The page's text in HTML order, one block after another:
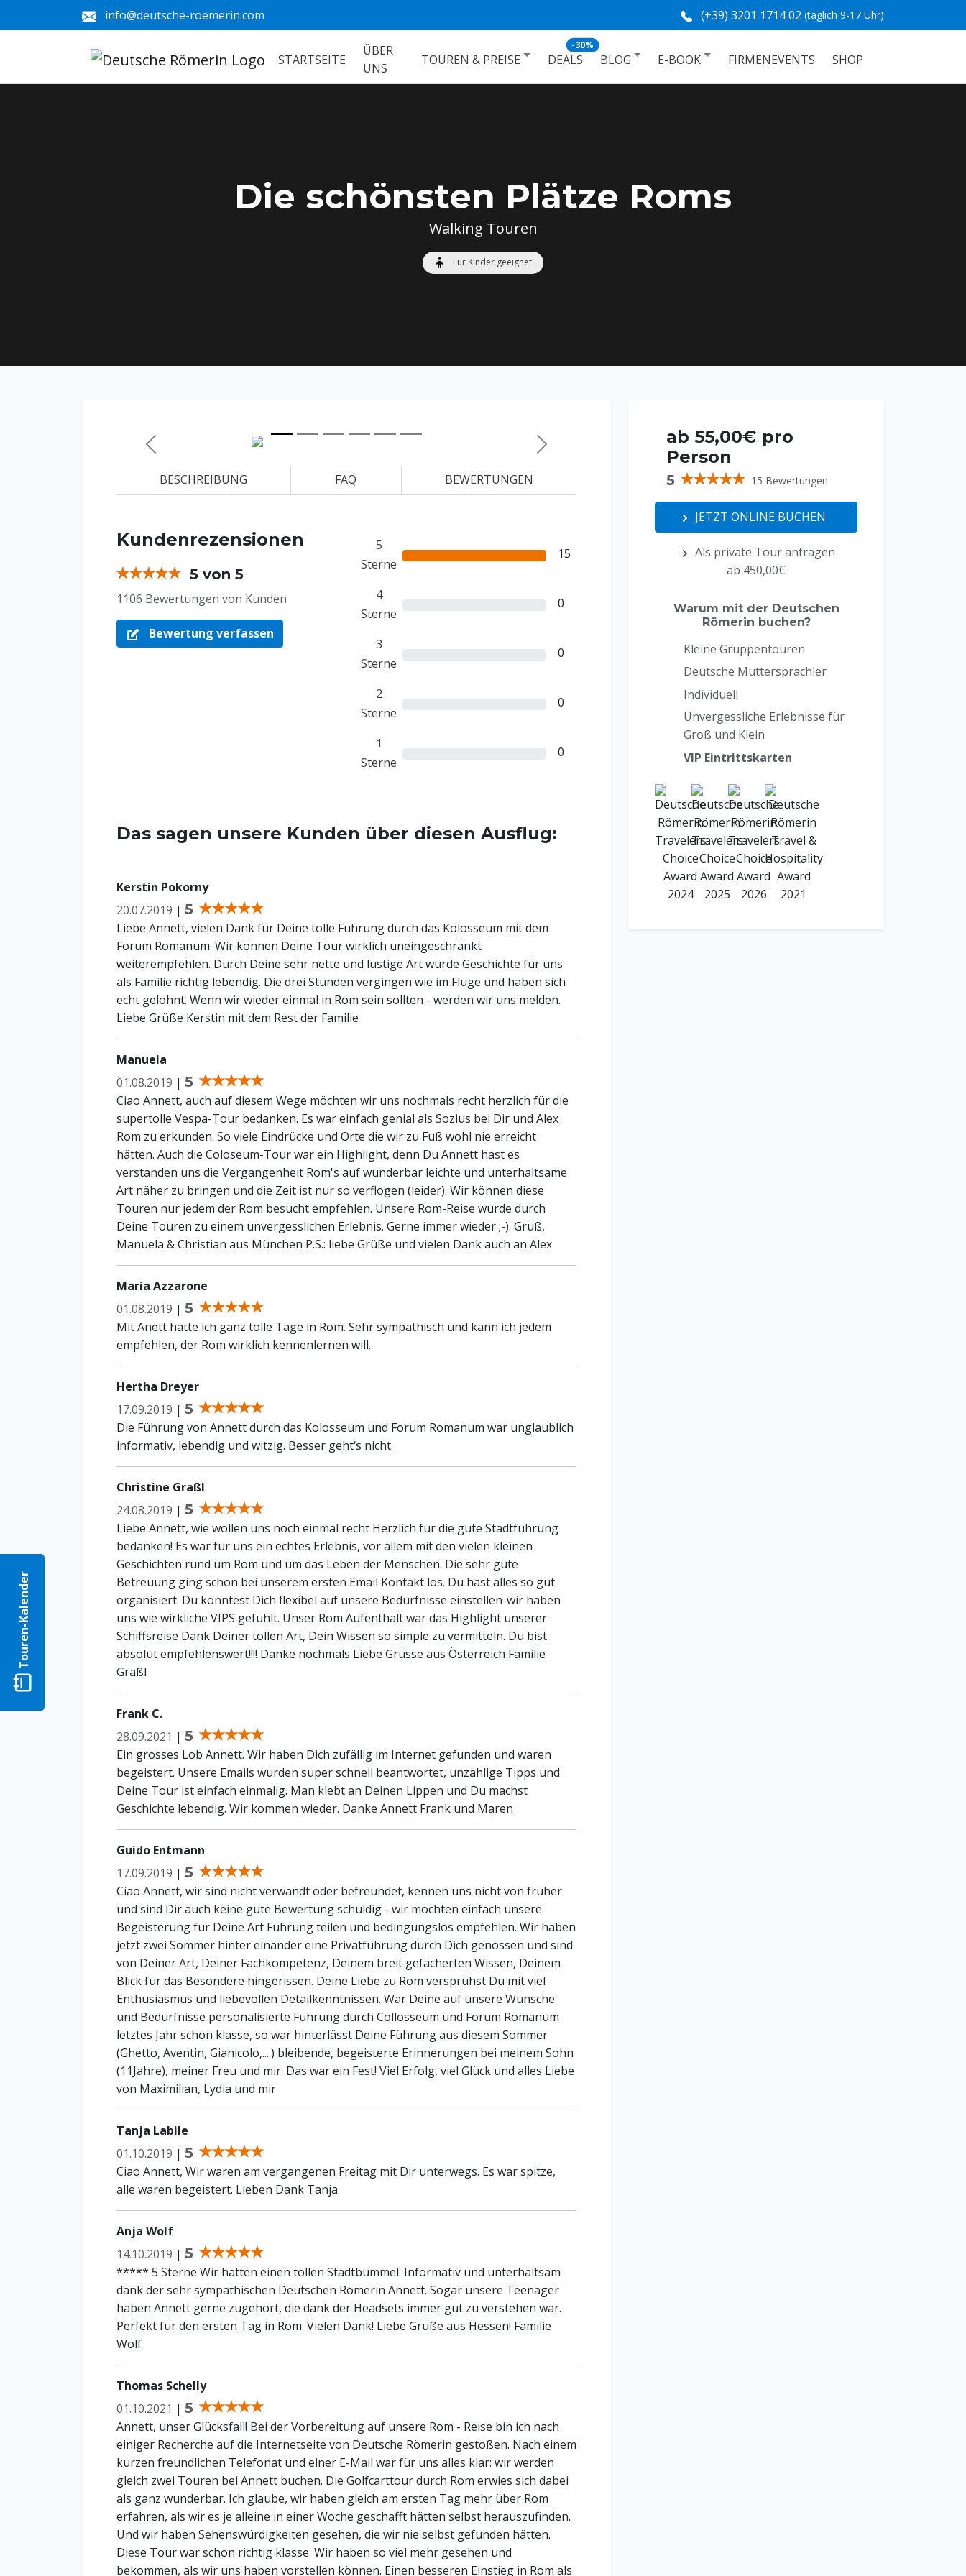
info@deutsche-roemerin.com (+39) 3201 1714 02 (täglich 9-17 Uhr)
STARTSEITE
ÜBER
UNS
TOUREN & PREISE DEALS
-30% BIS ZU 30% RABATT
BLOG E-BOOK FIRMENEVENTS SHOP
Die schönsten Plätze Roms
Walking Touren
Für Kinder geeignet
Zurück
Weiter
BESCHREIBUNG
FAQ BEWERTUNGEN
Kundenrezensionen
5 von 5
1106 Bewertungen von Kunden
Bewertung verfassen
5
Sterne
15
4
Sterne
0
3
Sterne
0
2
Sterne
0
1
Sterne
0
Das sagen unsere Kunden über diesen Ausflug:
Kerstin Pokorny
20.07.2019 | 5
Liebe Annett, vielen Dank für Deine tolle Führung durch das Kolosseum mit dem
Forum Romanum. Wir können Deine Tour wirklich uneingeschränkt
weiterempfehlen. Durch Deine sehr nette und lustige Art wurde Geschichte für uns
als Familie richtig lebendig. Die drei Stunden vergingen wie im Fluge und haben sich
echt gelohnt. Wenn wir wieder einmal in Rom sein sollten - werden wir uns melden.
Liebe Grüße Kerstin mit dem Rest der Familie
Manuela
01.08.2019 | 5
Ciao Annett, auch auf diesem Wege möchten wir uns nochmals recht herzlich für die
supertolle Vespa-Tour bedanken. Es war einfach genial als Sozius bei Dir und Alex
Rom zu erkunden. So viele Eindrücke und Orte die wir zu Fuß wohl nie erreicht
hätten. Auch die Coloseum-Tour war ein Highlight, denn Du Annett hast es
verstanden uns die Vergangenheit Rom's auf wunderbar leichte und unterhaltsame
Art näher zu bringen und die Zeit ist nur so verflogen (leider). Wir können diese
Touren nur jedem der Rom besucht empfehlen. Unsere Rom-Reise wurde durch
Deine Touren zu einem unvergesslichen Erlebnis. Gerne immer wieder ;-). Gruß,
Manuela & Christian aus München P.S.: liebe Grüße und vielen Dank auch an Alex
Maria Azzarone
01.08.2019 | 5
Mit Anett hatte ich ganz tolle Tage in Rom. Sehr sympathisch und kann ich jedem
empfehlen, der Rom wirklich kennenlernen will.
Hertha Dreyer
17.09.2019 | 5
Die Führung von Annett durch das Kolosseum und Forum Romanum war unglaublich
informativ, lebendig und witzig. Besser geht‘s nicht.
Christine Graßl
24.08.2019 | 5
Liebe Annett, wie wollen uns noch einmal recht Herzlich für die gute Stadtführung
bedanken! Es war für uns ein echtes Erlebnis, vor allem mit den vielen kleinen
Geschichten rund um Rom und um das Leben der Menschen. Die sehr gute
Betreuung ging schon bei unserem ersten Email Kontakt los. Du hast alles so gut
organisiert. Du konntest Dich flexibel auf unsere Bedürfnisse einstellen-wir haben
uns wie wirkliche VIPS gefühlt. Unser Rom Aufenthalt war das Highlight unserer
Schiffsreise Dank Deiner tollen Art, Dein Wissen so simple zu vermitteln. Du bist
absolut empfehlenswert!!!! Danke nochmals Liebe Grüsse aus Österreich Familie
Graßl
Frank C.
28.09.2021 | 5
Ein grosses Lob Annett. Wir haben Dich zufällig im Internet gefunden und waren
begeistert. Unsere Emails wurden super schnell beantwortet, unzählige Tipps und
Deine Tour ist einfach einmalig. Man klebt an Deinen Lippen und Du machst
Geschichte lebendig. Wir kommen wieder. Danke Annett Frank und Maren
Guido Entmann
17.09.2019 | 5
Ciao Annett, wir sind nicht verwandt oder befreundet, kennen uns nicht von früher
und sind Dir auch keine gute Bewertung schuldig - wir möchten einfach unsere
Begeisterung für Deine Art Führung teilen und bedingungslos empfehlen. Wir haben
jetzt zwei Sommer hinter einander eine Privatführung durch Dich genossen und sind
von Deiner Art, Deiner Fachkompetenz, Deinem breit gefächerten Wissen, Deinem
Blick für das Besondere hingerissen. Deine Liebe zu Rom versprühst Du mit viel
Enthusiasmus und liebevollen Detailkenntnissen. War Deine auf unsere Wünsche
und Bedürfnisse personalisierte Führung durch Collosseum und Forum Romanum
letztes Jahr schon klasse, so war hinterlässt Deine Führung aus diesem Sommer
(Ghetto, Aventin, Gianicolo,....) bleibende, begeisterte Erinnerungen bei meinem Sohn
(11Jahre), meiner Freu und mir. Das war ein Fest! Viel Erfolg, viel Glück und alles Liebe
von Maximilian, Lydia und mir
Tanja Labile
01.10.2019 | 5
Ciao Annett, Wir waren am vergangenen Freitag mit Dir unterwegs. Es war spitze,
alle waren begeistert. Lieben Dank Tanja
Anja Wolf
14.10.2019 | 5
***** 5 Sterne Wir hatten einen tollen Stadtbummel: Informativ und unterhaltsam
dank der sehr sympathischen Deutschen Römerin Annett. Sogar unsere Teenager
haben Annett gerne zugehört, die dank der Headsets immer gut zu verstehen war.
Perfekt für den ersten Tag in Rom. Vielen Dank! Liebe Grüße aus Hessen! Familie
Wolf
Thomas Schelly
01.10.2021 | 5
Annett, unser Glücksfall! Bei der Vorbereitung auf unsere Rom - Reise bin ich nach
einiger Recherche auf die Internetseite von Deutsche Römerin gestoßen. Nach einem
kurzen freundlichen Telefonat und einer E-Mail war für uns alles klar: wir werden
gleich zwei Touren bei Annett buchen. Die Golfcarttour durch Rom erwies sich dabei
als ganz wunderbar. Ich glaube, wir haben gleich am ersten Tag mehr über Rom
erfahren, als wir es je alleine in einer Woche geschafft hätten selbst herauszufinden.
Und wir haben Sehenswürdigkeiten gesehen, die wir nie selbst gefunden hätten.
Diese Tour war schon richtig klasse. Wir haben so viel mehr gesehen und
bekommen, als wir uns haben vorstellen können. Einen besseren Einstieg in Rom als
ab 55,00€ pro
Person
5 15 Bewertungen
JETZT ONLINE BUCHEN
Als private Tour anfragen
ab 450,00€
Warum mit der Deutschen
Römerin buchen?
Kleine Gruppentouren
Deutsche Muttersprachler
Individuell
Unvergessliche Erlebnisse für
Groß und Klein
VIP Eintrittskarten
r